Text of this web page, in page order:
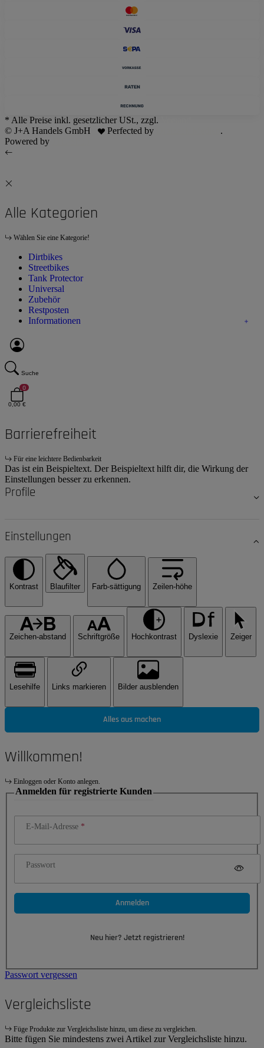
* Alle Preise inkl. gesetzlicher USt., zzgl.
© J+A Handels GmbH
Perfected by
.
Powered by
Alle Kategorien
Wählen Sie eine Kategorie!
Dirtbikes
Streetbikes
Tank Protector
Universal
Zubehör
Restposten
Informationen
Suche
0
0,00 €
Barrierefreiheit
Für eine leichtere Bedienbarkeit
Das ist ein Beispieltext. Der Beispieltext hilft dir, die Wirkung der
Einstellungen besser zu erkennen.
Profile
Einstellungen
Kontrast Blaufilter Farb-sättigung Zeilen-höhe
Zeichen-abstand Schriftgröße Hochkontrast Dyslexie Zeiger
Lesehilfe Links markieren Bilder ausblenden
Alles aus machen
Willkommen!
Einloggen oder Konto anlegen.
Anmelden für registrierte Kunden
E-Mail-Adresse
Passwort
Anmelden
Neu hier? Jetzt registrieren!
Passwort vergessen
Vergleichsliste
Füge Produkte zur Vergleichsliste hinzu, um diese zu vergleichen.
Bitte fügen Sie mindestens zwei Artikel zur Vergleichsliste hinzu.